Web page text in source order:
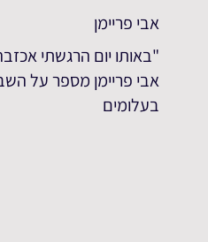
אבי פריימן
"באותו יום הרגשתי
אבי פריימן מספר על
בעלומים